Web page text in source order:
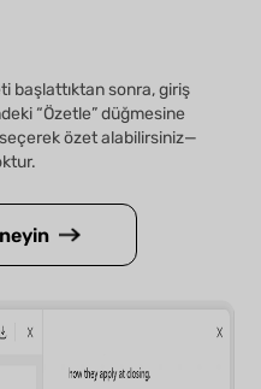
başlattıktan sonra, giriş
“Özetle” düğmesine
seçerek özet alabilirsiniz—